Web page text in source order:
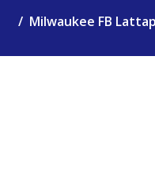
Milwaukee FB